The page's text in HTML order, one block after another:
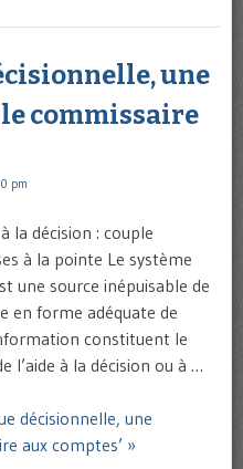
une
commissaire
pm
la décision : couple
à la pointe Le système
une source inépuisable de
en forme adéquate de
constituent le
l’aide à la décision ou à …
décisionnelle, une
aux comptes’ »